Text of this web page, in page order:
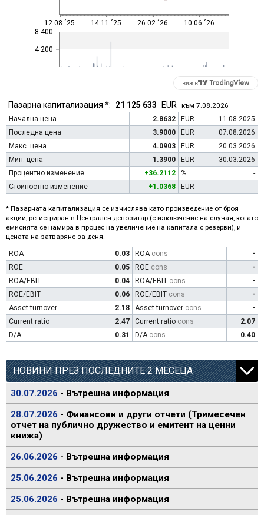
4 200
8 400
12.08 ´25 14.11 ´25 26.02 ´26 10.06 ´26
виж в
Пазарна капитализация *: 21 125 633 EUR към 7.08.2026
Начална цена
2.8632 EUR
11.08.2025
Последна цена
3.9000 EUR
07.08.2026
Макс. цена
4.0903 EUR
20.03.2026
Мин. цена
1.3900 EUR
30.03.2026
Процентно изменение
+36.2112 %
-
Стойностно изменение
+1.0368 EUR -
* Пазарната капитализация се изчислява като произведение от броя
акции, регистриран в Централен депозитар (с изключение на случая, когато
емисията се намира в процес на увеличение на капитала с резерви), и
цената на затваряне за деня.
ROA 0.03 ROA cons
-
ROE
0.05 ROE cons
-
ROA/EBIT
0.04 ROA/EBIT cons
-
ROE/EBIT
0.06 ROE/EBIT cons
-
Asset turnover
2.18 Asset turnover cons
-
Current ratio
2.47 Current ratio cons
2.07
D/A
0.31 D/A cons 0.40
НОВИНИ ПРЕЗ ПОСЛЕДНИТЕ 2 МЕСЕЦА
30.07.2026 - Вътрешна информация
28.07.2026 - Финансови и други отчети (Тримесечен
отчет на публично дружество и емитент на ценни
книжа)
26.06.2026 - Вътрешна информация
25.06.2026 - Вътрешна информация
25.06.2026 - Вътрешна информация